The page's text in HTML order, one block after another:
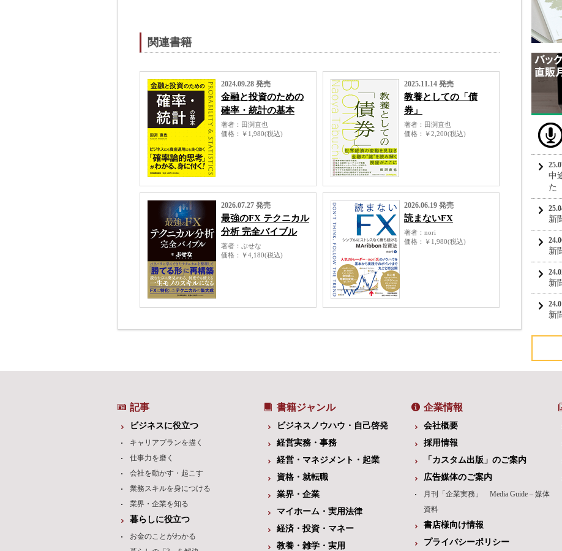
関連書籍
2024.09.28 発売
金融と投資のための
確率・統計の基本
著者
田渕直也
価格
￥1,980(税込)
2025.11.14 発売
教養としての「債
券」
著者
田渕直也
価格
￥2,200(税込)
2026.07.27 発売
最強のFX テクニカル
分析 完全バイブル
著者
ぶせな
価格
￥4,180(税込)
2026.06.19 発売
読まないFX
著者
nori
価格
￥1,980(税込)
中
た
新
新
新
新
記事
ビジネスに役立つ
キャリアプランを描く
仕事力を磨く
会社を動かす・起こす
業務スキルを身につける
業界・企業を知る
暮らしに役立つ
お金のことがわかる
書籍ジャンル
ビジネスノウハウ・自己啓発
経営実務・事務
経営・マネジメント・起業
資格・就転職
業界・企業
マイホーム・実用法律
経済・投資・マネー
教養・雑学・実用
企業情報
会社概要
採用情報
「カスタム出版」のご案内
広告媒体のご案内
月刊「企業実務」 Media Guide – 媒体
資料
書店様向け情報
プライバシーポリシー